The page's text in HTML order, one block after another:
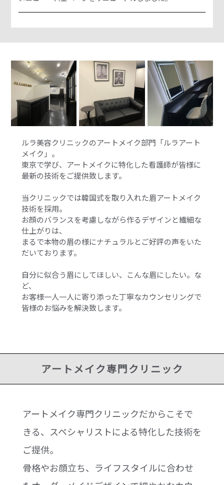
ルラ美容クリニックのアートメイク部門「ルラアート
メイク」。
東京で学び、アートメイクに特化した看護師が皆様に
最新の技術をご提供致します。
当クリニックでは韓国式を取り入れた眉アートメイク
技術を採用。
お顔のバランスを考慮しながら作るデザインと繊細な
仕上がりは、
まるで本物の眉の様にナチュラルとご好評の声をいた
だいております。
自分に似合う眉にしてほしい、こんな眉にしたい。な
ど、
お客様一人一人に寄り添った丁寧なカウンセリングで
皆様のお悩みを解決致します。
アートメイク専門クリニック
アートメイク専門クリニックだからこそで
きる、スペシャリストによる特化した技術を
ご提供。
骨格やお顔立ち、ライフスタイルに合わせ